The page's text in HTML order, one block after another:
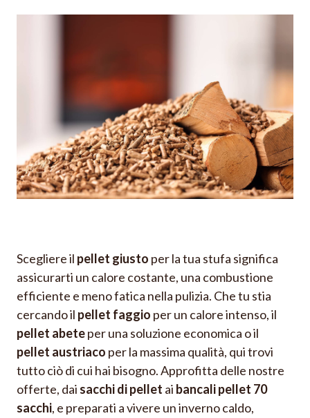
Scegliere il pellet giusto per la tua stufa significa
assicurarti un calore costante, una combustione
efficiente e meno fatica nella pulizia. Che tu stia
cercando il pellet faggio per un calore intenso, il
pellet abeteper una soluzione economica o il
pellet austriaco per la massima qualità, qui trovi
tutto ciò di cui hai bisogno. Approfitta delle nostre
offerte, dai sacchi di pellet ai bancali pellet 70
sacchi, e preparati a vivere un inverno caldo,